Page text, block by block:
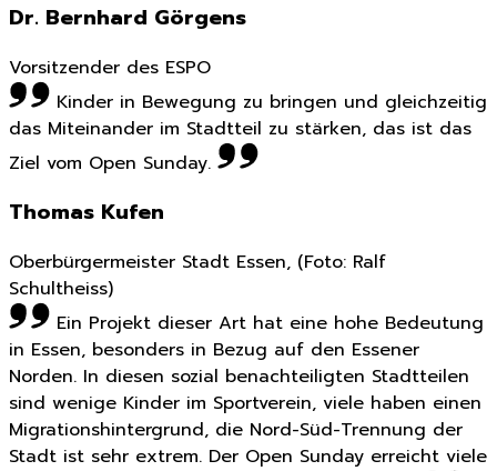
Dr. Bernhard Görgens
Vorsitzender des ESPO
Kinder in Bewegung zu bringen und gleichzeitig
das Miteinander im Stadtteil zu stärken, das ist das
Ziel vom Open Sunday.
Thomas Kufen
Oberbürgermeister Stadt Essen, (Foto: Ralf
Schultheiss)
Ein Projekt dieser Art hat eine hohe Bedeutung
in Essen, besonders in Bezug auf den Essener
Norden. In diesen sozial benachteiligten Stadtteilen
sind wenige Kinder im Sportverein, viele haben einen
Migrationshintergrund, die Nord-Süd-Trennung der
Stadt ist sehr extrem. Der Open Sunday erreicht viele